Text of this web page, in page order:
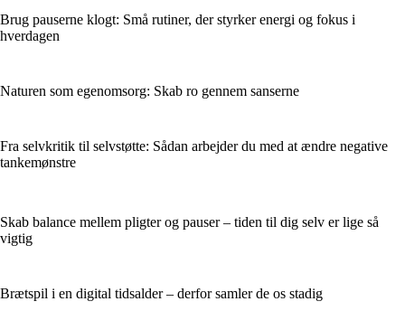
Brug pauserne klogt: Små rutiner, der styrker energi og fokus i
hverdagen
Naturen som egenomsorg: Skab ro gennem sanserne
Fra selvkritik til selvstøtte: Sådan arbejder du med at ændre negative
tankemønstre
Skab balance mellem pligter og pauser – tiden til dig selv er lige så
vigtig
Brætspil i en digital tidsalder – derfor samler de os stadig